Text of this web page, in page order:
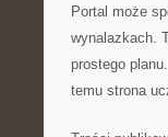
Portal może
wynalazkach.
prostego
temu strona